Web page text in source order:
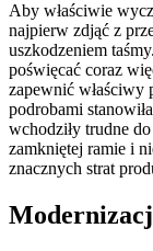
Aby właściwie
najpierw zdjąć z
uszkodzeniem
poświęcać coraz
zapewnić właściwy
podrobami
wchodziły trudne
zamkniętej ramie i
znacznych strat